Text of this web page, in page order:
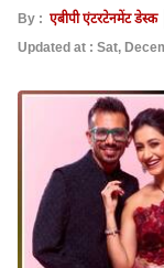
By : एबीपी एंटरटेनमेंट डेस्क
Updated at : Sat,